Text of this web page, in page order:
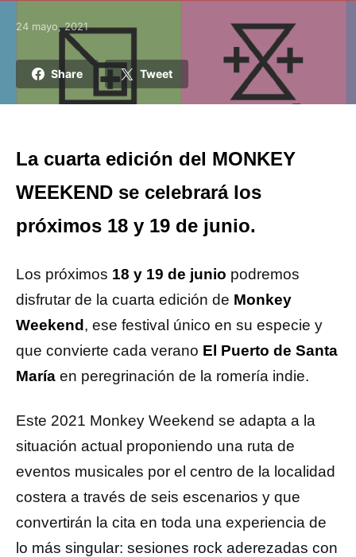
Posted on
24 mayo, 2021
Share Tweet
La cuarta edición del MONKEY
WEEKEND se celebrará los
próximos 18 y 19 de junio.
Los próximos 18 y 19 de junio podremos
disfrutar de la cuarta edición de Monkey
Weekend , ese festival único en su especie y
que convierte cada verano El Puerto de Santa
María en peregrinación de la romería indie.
Este 2021 Monkey Weekend se adapta a la
situación actual proponiendo una ruta de
eventos musicales por el centro de la localidad
costera a través de seis escenarios y que
convertirán la cita en toda una experiencia de
lo más singular: sesiones rock aderezadas con